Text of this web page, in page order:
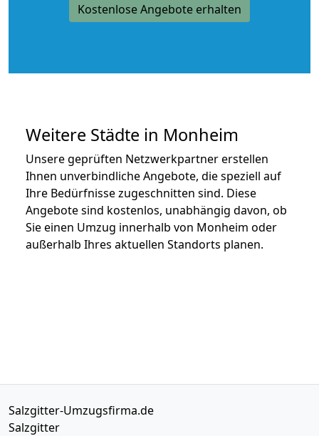
Kostenlose Angebote erhalten
Weitere Städte in Monheim
Unsere geprüften Netzwerkpartner erstellen
Ihnen unverbindliche Angebote, die speziell auf
Ihre Bedürfnisse zugeschnitten sind. Diese
Angebote sind kostenlos, unabhängig davon, ob
Sie einen Umzug innerhalb von Monheim oder
außerhalb Ihres aktuellen Standorts planen.
Salzgitter-Umzugsfirma.de
Salzgitter